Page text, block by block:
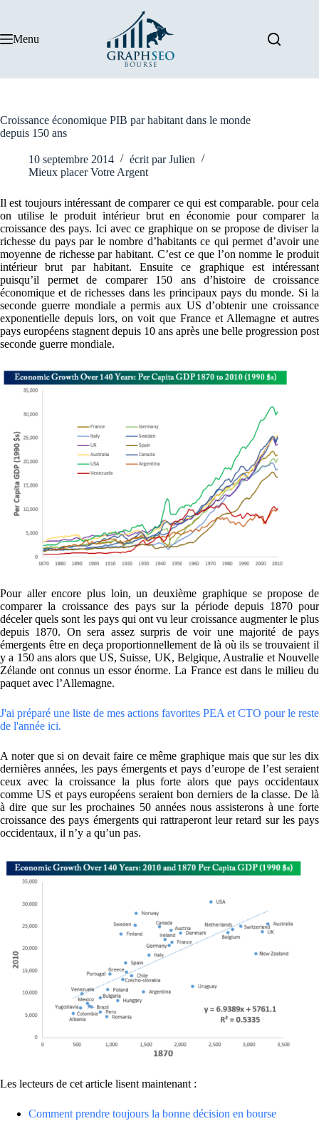
Menu
Croissance économique PIB par habitant dans le monde
depuis 150 ans
10 septembre 2014 écrit par Julien
Mieux placer Votre Argent
Il est toujours intéressant de comparer ce qui est comparable. pour cela
on utilise le produit intérieur brut en économie pour comparer la
croissance des pays. Ici avec ce graphique on se propose de diviser la
richesse du pays par le nombre d’habitants ce qui permet d’avoir une
moyenne de richesse par habitant. C’est ce que l’on nomme le produit
intérieur brut par habitant. Ensuite ce graphique est intéressant
puisqu’il permet de comparer 150 ans d’histoire de croissance
économique et de richesses dans les principaux pays du monde. Si la
seconde guerre mondiale a permis aux US d’obtenir une croissance
exponentielle depuis lors, on voit que France et Allemagne et autres
pays européens stagnent depuis 10 ans après une belle progression post
seconde guerre mondiale.
Pour aller encore plus loin, un deuxième graphique se propose de
comparer la croissance des pays sur la période depuis 1870 pour
déceler quels sont les pays qui ont vu leur croissance augmenter le plus
depuis 1870. On sera assez surpris de voir une majorité de pays
émergents être en deça proportionnellement de là où ils se trouvaient il
y a 150 ans alors que US, Suisse, UK, Belgique, Australie et Nouvelle
Zélande ont connus un essor énorme. La France est dans le milieu du
paquet avec l’Allemagne.
J'ai préparé une liste de mes actions favorites PEA et CTO pour le reste
de l'année ici.
A noter que si on devait faire ce même graphique mais que sur les dix
dernières années, les pays émergents et pays d’europe de l’est seraient
ceux avec la croissance la plus forte alors que pays occidentaux
comme US et pays européens seraient bon derniers de la classe. De là
à dire que sur les prochaines 50 années nous assisterons à une forte
croissance des pays émergents qui rattraperont leur retard sur les pays
occidentaux, il n’y a qu’un pas.
Les lecteurs de cet article lisent maintenant :
Comment prendre toujours la bonne décision en bourse